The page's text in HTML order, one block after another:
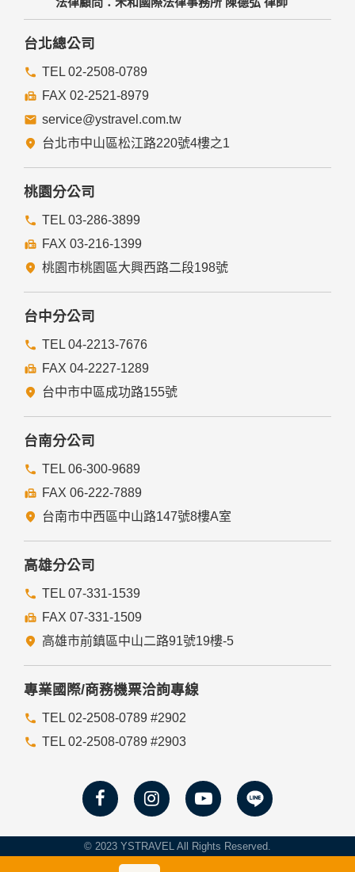
實遵守。
四、網站對外的相關連結
提供的連結，點選進入其他網站。但該連結網站不適用本網站
的隱私權保護政策，您必須參考該連結網站中的隱私權保護政
策。
五、與第三人共用個人資料之政策
本網站絕不會提供、交換、出租或出售任何您的個人資料給其
他個人、團體、私人企業或公務機關，但有法律依據或合約義
務者，不在此限。
前項但書之情形包括不限於：
經由您書面同意。
法律明文規定。
與公務機關或學術研究機構合作，基於公共利益為統計或學術
研究而有必要，且資料經過提供者處理或蒐集者依其揭露方式
無從識別特定之當事人。
當您在網站的行為，違反服務條款或可能損害或妨礙網站與其
揭露您的個人資料是為了辨識、聯絡或採取法律行動所必要
者。
本網站委託廠商協助蒐集、處理或利用您的個人資料時，將對
委外廠商或個人善盡監督管理之責。
六、Cookie之使用
為了提供您最佳的服務，本網站會在您的電腦中放置並取用我
們的Cookie，若您不願接受Cookie的寫入，您可在您使用的
瀏覽器功能項中設定隱私權等級為高，即可拒絕Cookie的寫
七、隱私權保護政策之修正
款將刊登於網站上。
台北總公司
TEL 02-2508-0789
FAX 02-2521-8979
service@ystravel.com.tw
台北市中山區松江路220號4樓之1
桃園分公司
TEL 03-286-3899
FAX 03-216-1399
桃園市桃園區大興西路二段198號
台中分公司
TEL 04-2213-7676
FAX 04-2227-1289
台中市中區成功路155號
台南分公司
TEL 06-300-9689
FAX 06-222-7889
台南市中西區中山路147號8樓A室
高雄分公司
TEL 07-331-1539
FAX 07-331-1509
高雄市前鎮區中山二路91號19樓-5
專業國際/商務機票洽詢專線
TEL 02-2508-0789 #2902
TEL 02-2508-0789 #2903
© 2023 YSTRAVEL All Rights Reserved.